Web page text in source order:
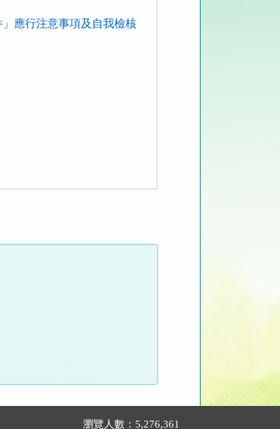
應行注意事項及自我檢核
瀏覽人數：5,276,361